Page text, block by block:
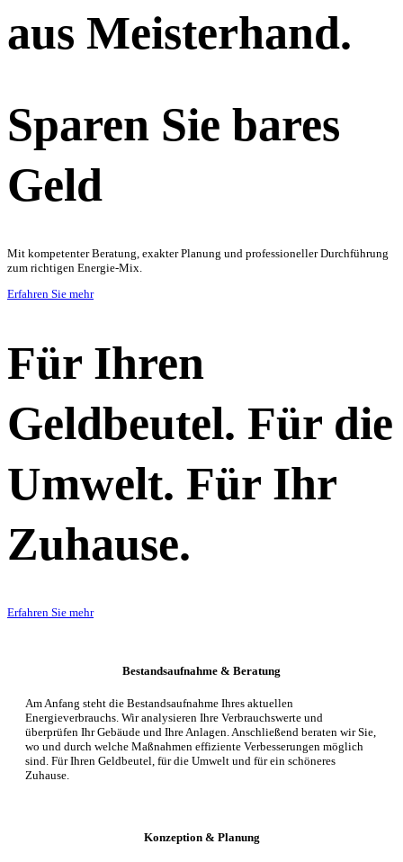
aus Meisterhand.
Sparen Sie bares
Geld
Mit kompetenter Beratung, exakter Planung und professioneller Durchführung
zum richtigen Energie-Mix.
Erfahren Sie mehr
Für Ihren
Geldbeutel. Für die
Umwelt. Für Ihr
Zuhause.
Erfahren Sie mehr
Bestandsaufnahme & Beratung
Am Anfang steht die Bestandsaufnahme Ihres aktuellen
Energieverbrauchs. Wir analysieren Ihre Verbrauchswerte und
überprüfen Ihr Gebäude und Ihre Anlagen. Anschließend beraten wir Sie,
wo und durch welche Maßnahmen effiziente Verbesserungen möglich
sind. Für Ihren Geldbeutel, für die Umwelt und für ein schöneres
Zuhause.
Konzeption & Planung